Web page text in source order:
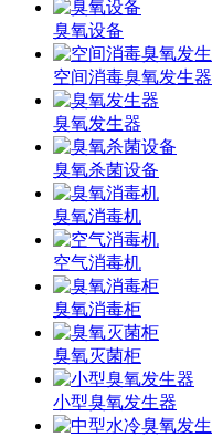
臭氧设备
空间消毒臭氧发生器
臭氧发生器
臭氧杀菌设备
臭氧消毒机
空气消毒机
臭氧消毒柜
臭氧灭菌柜
小型臭氧发生器